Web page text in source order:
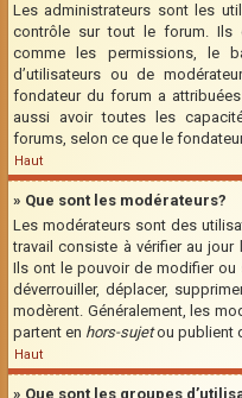
Les administrateurs sont les
contrôle sur tout le forum. Ils
comme les permissions, le
d’utilisateurs ou de
fondateur du forum a
aussi avoir toutes les
forums, selon ce que le
Haut
» Que sont les modérateurs?
Les modérateurs sont des
travail consiste à vérifier au
Ils ont le pouvoir de modifier ou
déverrouiller, déplacer,
modèrent. Généralement, les
partent en hors-sujetou publient
Haut
» Que sont les groupes